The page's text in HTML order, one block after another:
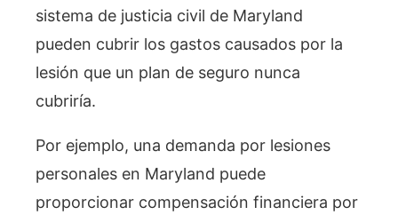
sistema de justicia civil de Maryland
pueden cubrir los gastos causados por la
lesión que un plan de seguro nunca
cubriría.
Por ejemplo, una demanda por lesiones
personales en Maryland puede
proporcionar compensación financiera por